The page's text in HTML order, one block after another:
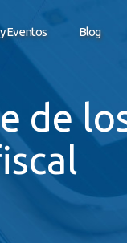
Eventos Blog
de